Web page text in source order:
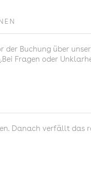
der Buchung über
.Bei Fragen oder
Danach verfällt das